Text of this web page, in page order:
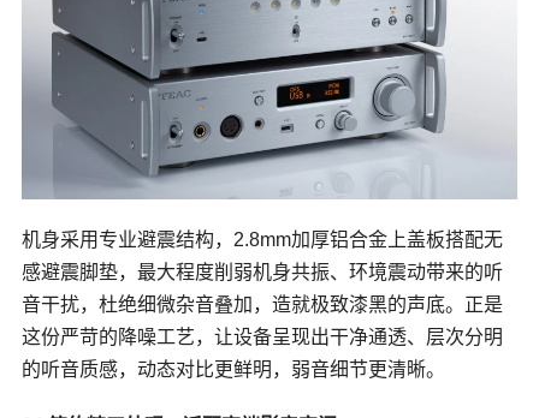
机身采用专业避震结构，2.8mm加厚铝合金上盖板搭配无
感避震脚垫，最大程度削弱机身共振、环境震动带来的听
音干扰，杜绝细微杂音叠加，造就极致漆黑的声底。正是
这份严苛的降噪工艺，让设备呈现出干净通透、层次分明
的听音质感，动态对比更鲜明，弱音细节更清晰。